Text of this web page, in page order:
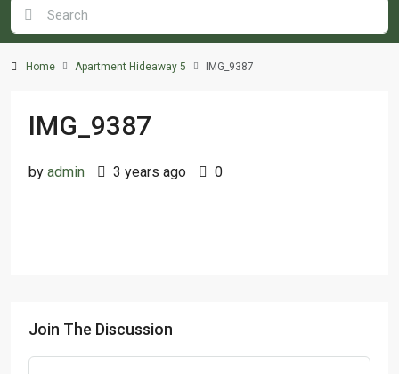
Home Apartment Hideaway 5 IMG_9387
IMG_9387
by admin 3 years ago 0
Join The Discussion